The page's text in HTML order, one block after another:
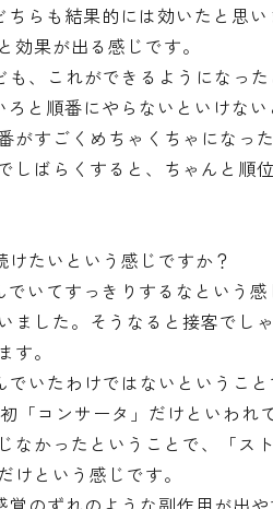
らも結果的には効いたと思い
果が出る感じです。
、これができるようになっ
と順番にやらないといけな
すごくめちゃくちゃになっ
しばらくすると、ちゃんと順
たいという感じですか？
いてすっきりするなという
ました。そうなると接客でし
。
いたわけではないということ
コンサータ」だけといわれ
かったということで、「ス
という感じです。